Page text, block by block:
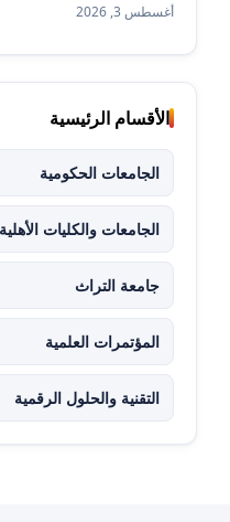
أغسطس 3, 2026
الأقسام الرئيسية
الجامعات الحكومية
الجامعات والكليات الأهلية
جامعة التراث
المؤتمرات العلمية
التقنية والحلول الرقمية